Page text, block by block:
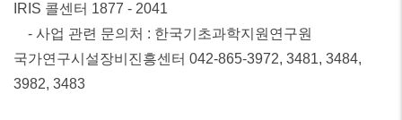
IRIS 콜센터 1877 - 2041
- 사업 관련 문의처 : 한국기초과학지원연구원
국가연구시설장비진흥센터 042-865-3972, 3481, 3484,
3982, 3483